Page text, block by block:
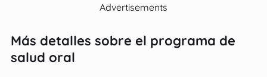
Advertisements
Más detalles sobre el programa de
salud oral